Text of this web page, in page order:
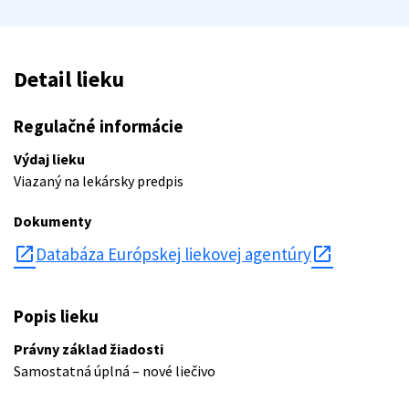
Detail lieku
Regulačné informácie
Výdaj lieku
Viazaný na lekársky predpis
Dokumenty
open_in_new Databáza Európskej liekovej agentúry
Popis lieku
Právny základ žiadosti
Samostatná úplná – nové liečivo